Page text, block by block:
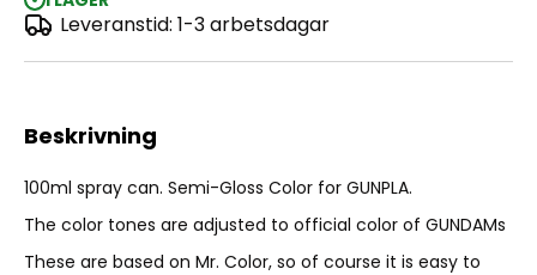
Leveranstid: 1-3 arbetsdagar
Gundam Color Spray - MS Blue (100ml)
Beskrivning
100ml spray can. Semi-Gloss Color for GUNPLA.
The color tones are adjusted to official color of GUNDAMs
These are based on Mr. Color, so of course it is easy to